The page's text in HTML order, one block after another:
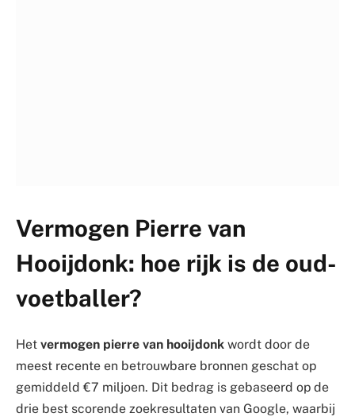
Vermogen Pierre van
Hooijdonk: hoe rijk is de oud-
voetballer?
Het vermogen pierre van hooijdonk wordt door de
meest recente en betrouwbare bronnen geschat op
gemiddeld €7 miljoen. Dit bedrag is gebaseerd op de
drie best scorende zoekresultaten van Google, waarbij